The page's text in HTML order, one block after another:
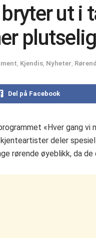
ut i
, Kjendis, Nyheter,
Del på Facebook
«Hver gang vi
deler
rørende øyeblikk, da